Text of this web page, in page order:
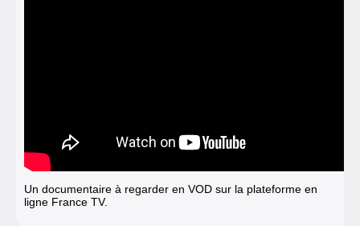
Un documentaire à regarder en VOD sur la plateforme en
ligne France TV.